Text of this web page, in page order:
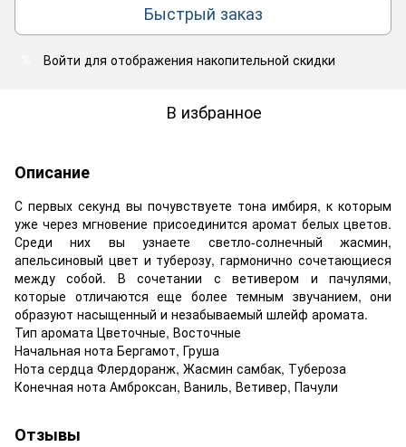
Быстрый заказ
Войти для отображения накопительной скидки
В избранное
Описание
С первых секунд вы почувствуете тона имбиря, к которым
уже через мгновение присоединится аромат белых цветов.
Среди них вы узнаете светло-солнечный жасмин,
апельсиновый цвет и туберозу, гармонично сочетающиеся
между собой. В сочетании с ветивером и пачулями,
которые отличаются еще более темным звучанием, они
образуют насыщенный и незабываемый шлейф аромата.
Тип аромата Цветочные, Восточные
Начальная нота Бергамот, Груша
Нота сердца Флердоранж, Жасмин самбак, Тубероза
Конечная нота Амброксан, Ваниль, Ветивер, Пачули
Отзывы